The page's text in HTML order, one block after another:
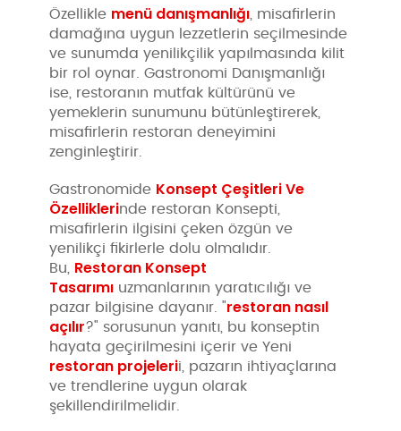
Özellikle menü danışmanlığı , misafirlerin
damağına uygun lezzetlerin seçilmesinde
ve sunumda yenilikçilik yapılmasında kilit
bir rol oynar. Gastronomi Danışmanlığı
ise, restoranın mutfak kültürünü ve
yemeklerin sunumunu bütünleştirerek,
misafirlerin restoran deneyimini
zenginleştirir.
Gastronomide Konsept Çeşitleri Ve
Özelliklerinde restoran Konsepti,
misafirlerin ilgisini çeken özgün ve
yenilikçi fikirlerle dolu olmalıdır.
Bu, Restoran Konsept
Tasarımı uzmanlarının yaratıcılığı ve
pazar bilgisine dayanır. "restoran nasıl
açılır?" sorusunun yanıtı, bu konseptin
hayata geçirilmesini içerir ve Yeni
restoran projelerii, pazarın ihtiyaçlarına
ve trendlerine uygun olarak
şekillendirilmelidir.